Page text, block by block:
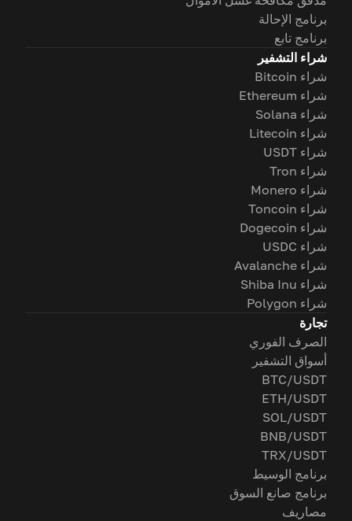
برنامج الإحالة
برنامج تابع
شراء التشفير
شراء Bitcoin
شراء Ethereum
شراء Solana
شراء Litecoin
شراء USDT
شراء Tron
شراء Monero
شراء Toncoin
شراء Dogecoin
شراء USDC
شراء Avalanche
شراء Shiba Inu
شراء Polygon
تجارة
الصرف الفوري
أسواق التشفير
BTC/USDT
ETH/USDT
SOL/USDT
BNB/USDT
TRX/USDT
برنامج الوسيط
برنامج صانع السوق
مصاريف